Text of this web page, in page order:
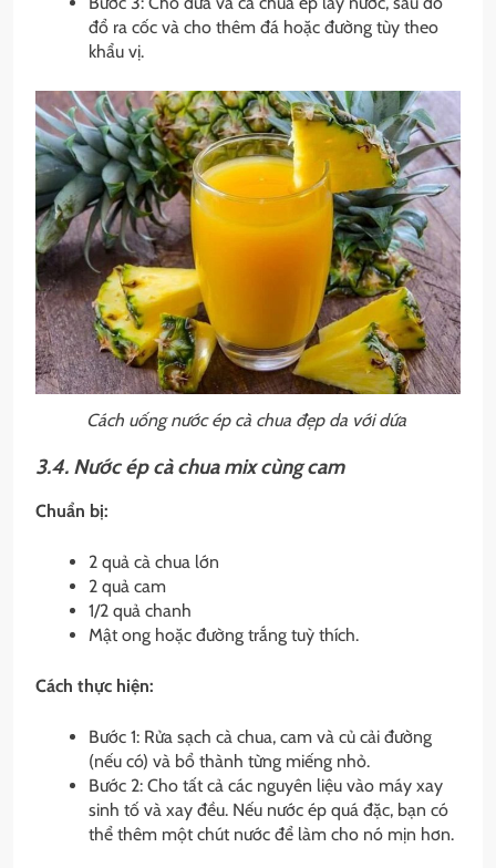
đổ ra cốc và cho thêm đá hoặc đường tùy theo
khẩu vị.
Cách uống nước ép cà chua đẹp da với dứa
3.4. Nước ép cà chua mix cùng cam
Chuẩn bị:
2 quả cà chua lớn
2 quả cam
1/2 quả chanh
Mật ong hoặc đường trắng tuỳ thích.
Cách thực hiện:
Bước 1: Rửa sạch cà chua, cam và củ cải đường
(nếu có) và bổ thành từng miếng nhỏ.
Bước 2: Cho tất cả các nguyên liệu vào máy xay
sinh tố và xay đều. Nếu nước ép quá đặc, bạn có
thể thêm một chút nước để làm cho nó mịn hơn.